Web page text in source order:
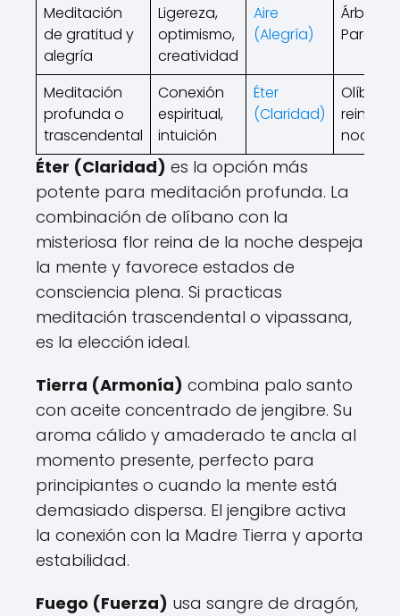
Meditación
de gratitud y
alegría
Ligereza,
optimismo,
creatividad
Aire
(Alegría)
Árbol
Paraíso
Meditación
profunda o
trascendental
Conexión
espiritual,
intuición
Éter
(Claridad)
reina
noche
Éter (Claridad) es la opción más
potente para meditación profunda. La
combinación de olíbano con la
misteriosa flor reina de la noche despeja
la mente y favorece estados de
consciencia plena. Si practicas
meditación trascendental o vipassana,
es la elección ideal.
Tierra (Armonía) combina palo santo
con aceite concentrado de jengibre. Su
aroma cálido y amaderado te ancla al
momento presente, perfecto para
principiantes o cuando la mente está
demasiado dispersa. El jengibre activa
la conexión con la Madre Tierra y aporta
estabilidad.
Fuego (Fuerza) usa sangre de dragón,